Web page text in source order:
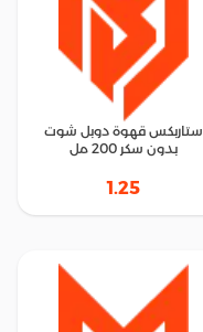
ستاربكس قهوة دوبل شوت
بدون سكر 200 مل
1.25